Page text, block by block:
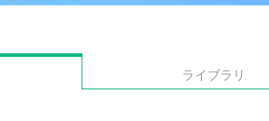
ライブラリ